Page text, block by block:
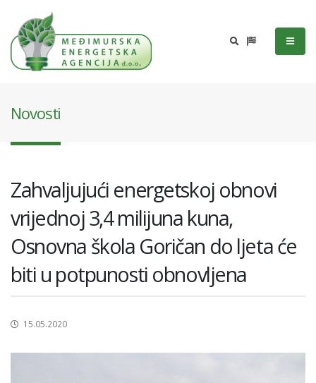
Novosti
Zahvaljujući energetskoj obnovi
vrijednoj 3,4 milijuna kuna,
Osnovna škola Goričan do ljeta će
biti u potpunosti obnovljena
15.05.2020